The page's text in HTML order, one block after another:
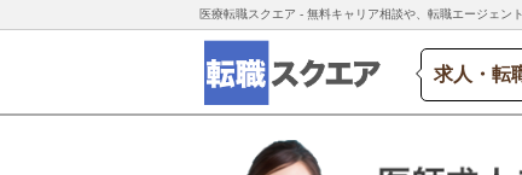
医療転職スクエア - 無料キャリア相談や、転職エージェン
求人・転